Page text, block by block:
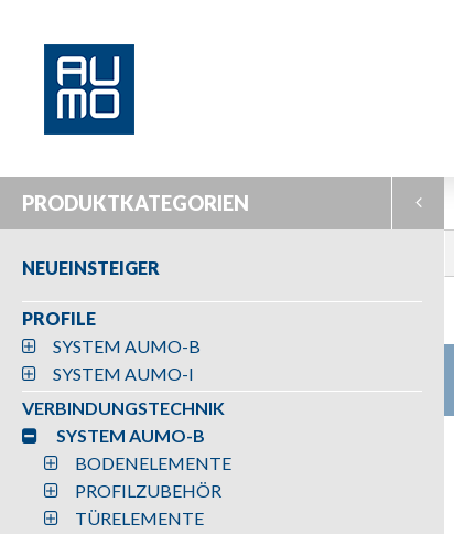
PRODUKTKATEGORIEN
NEUEINSTEIGER
PROFILE
SYSTEM AUMO-B
SYSTEM AUMO-I
VERBINDUNGSTECHNIK
SYSTEM AUMO-B
BODENELEMENTE
PROFILZUBEHÖR
TÜRELEMENTE